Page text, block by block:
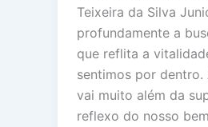
Teixeira da Silva
profundamente a
que reflita a
sentimos por dentro.
vai muito além da
reflexo do nosso